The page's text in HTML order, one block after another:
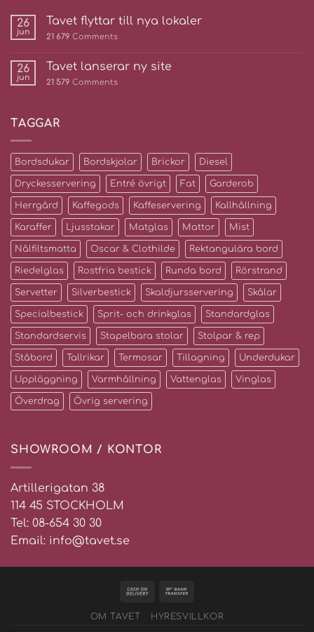
26
jun
Tavet flyttar till nya lokaler
21 679 Comments
26
jun
Tavet lanserar ny site
21 579 Comments
TAGGAR
Bordsdukar Bordskjolar Brickor Diesel
Dryckesservering Entré övrigt Fat Garderob
Herrgård Kaffegods Kaffeservering Kallhållning
Karaffer Ljusstakar Matglas Mattor Mist
Nålfiltsmatta Oscar & Clothilde Rektangulära bord
Riedelglas Rostfria bestick Runda bord Rörstrand
Servetter Silverbestick Skaldjursservering Skålar
Specialbestick Sprit- och drinkglas Standardglas
Standardservis Stapelbara stolar Stolpar & rep
Ståbord Tallrikar Termosar Tillagning Underdukar
Uppläggning Varmhållning Vattenglas Vinglas
Överdrag Övrig servering
SHOWROOM / KONTOR
Artillerigatan 38
114 45 STOCKHOLM
Tel: 08-654 30 30
Email: info@tavet.se
OM TAVET HYRESVILLKOR